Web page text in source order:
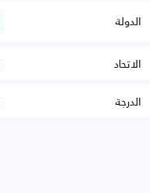
الدولة
الاتحاد
الدرجة